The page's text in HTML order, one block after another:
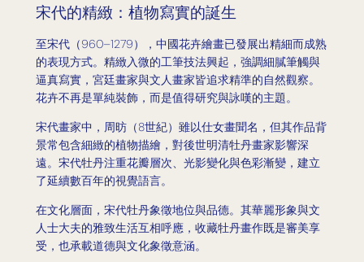
宋代的精緻：植物寫實的誕生
至宋代（960–1279），中國花卉繪畫已發展出精細而成熟
的表現方式。精緻入微的工筆技法興起，強調細膩筆觸與
逼真寫實，宮廷畫家與文人畫家皆追求精準的自然觀察。
花卉不再是單純裝飾，而是值得研究與詠嘆的主題。
宋代畫家中，周昉（8世紀）雖以仕女畫聞名，但其作品背
景常包含細緻的植物描繪，對後世明清牡丹畫家影響深
遠。宋代牡丹注重花瓣層次、光影變化與色彩漸變，建立
了延續數百年的視覺語言。
在文化層面，宋代牡丹象徵地位與品德。其華麗形象與文
人士大夫的雅致生活互相呼應，收藏牡丹畫作既是審美享
受，也承載道德與文化象徵意涵。